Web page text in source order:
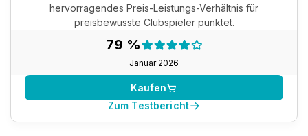
hervorragendes Preis-Leistungs-Verhältnis für
preisbewusste Clubspieler punktet.
79 %
Januar 2026
Testergebnis:
79 %
Kaufen
Zum Testbericht